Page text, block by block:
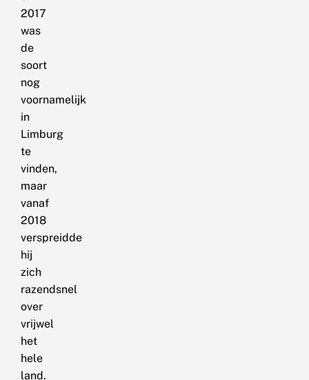
2017
was
de
soort
nog
voornamelijk
in
Limburg
te
vinden,
maar
vanaf
2018
verspreidde
hij
zich
razendsnel
over
vrijwel
het
hele
land.